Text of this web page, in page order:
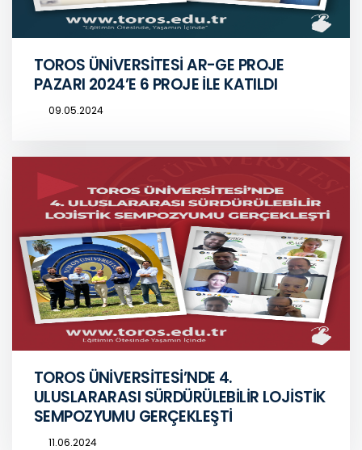
TOROS ÜNİVERSİTESİ AR-GE PROJE
PAZARI 2024’E 6 PROJE İLE KATILDI
09.05.2024
TOROS ÜNİVERSİTESİ’NDE 4.
ULUSLARARASI SÜRDÜRÜLEBİLİR LOJİSTİK
SEMPOZYUMU GERÇEKLEŞTİ
11.06.2024